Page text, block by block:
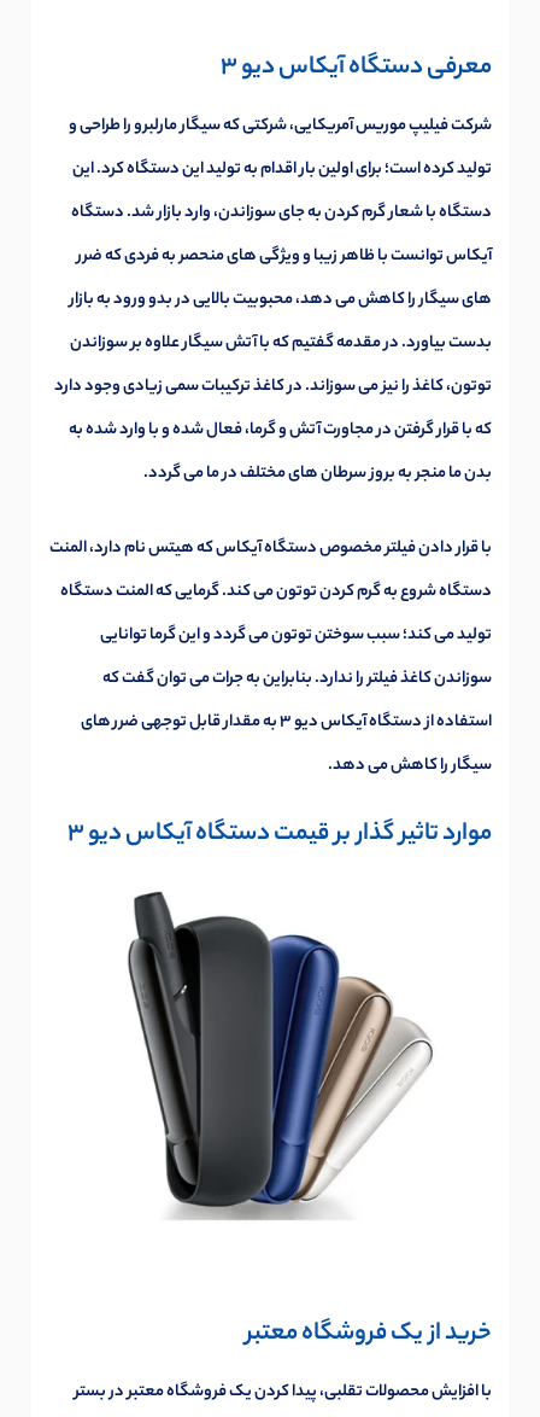
معرفی دستگاه آیکاس دیو 3
شرکت فیلیپ موریس آمریکایی، شرکتی که سیگار مارلبرو را طراحی و
تولید کرده است؛ برای اولین بار اقدام به تولید این دستگاه کرد. این
دستگاه با شعار گرم کردن به جای سوزاندن، وارد بازار شد. دستگاه
آیکاس توانست با ظاهر زیبا و ویژگی های منحصر به فردی که ضرر
های سیگار را کاهش می دهد، محبوبیت بالایی در بدو ورود به بازار
بدست بیاورد. در مقدمه گفتیم که با آتش سیگار علاوه بر سوزاندن
توتون، کاغذ را نیز می سوزاند. در کاغذ ترکیبات سمی زیادی وجود دارد
که با قرار گرفتن در مجاورت آتش و گرما، فعال شده و با وارد شده به
بدن ما منجر به بروز سرطان های مختلف در ما می گردد.
با قرار دادن فیلتر مخصوص دستگاه آیکاس که هیتس نام دارد، المنت
دستگاه شروع به گرم کردن توتون می کند. گرمایی که المنت دستگاه
تولید می کند؛ سبب سوختن توتون می گردد و این گرما توانایی
سوزاندن کاغذ فیلتر را ندارد. بنابراین به جرات می توان گفت که
استفاده از دستگاه آیکاس دیو 3 به مقدار قابل توجهی ضرر های
سیگار را کاهش می دهد.
موارد تاثیر گذار بر قیمت دستگاه آیکاس دیو 3
خرید از یک فروشگاه معتبر
با افزایش محصولات تقلبی، پیدا کردن یک فروشگاه معتبر در بستر